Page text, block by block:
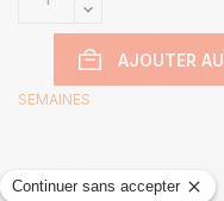
AJOUTER
SEMAINES